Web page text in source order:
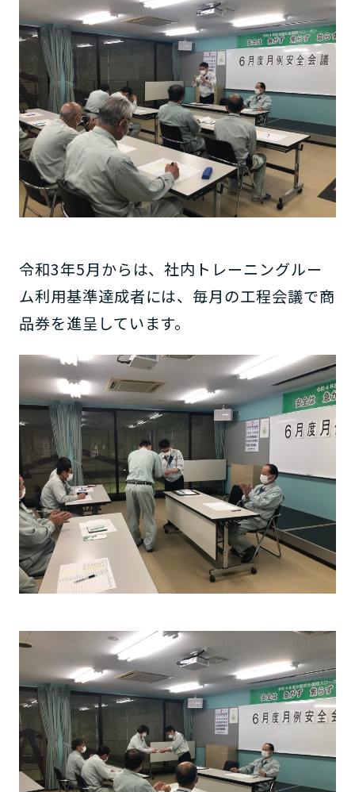
令和3年5月からは、社内トレーニングルー
ム利用基準達成者には、毎月の工程会議で商
品券を進呈しています。